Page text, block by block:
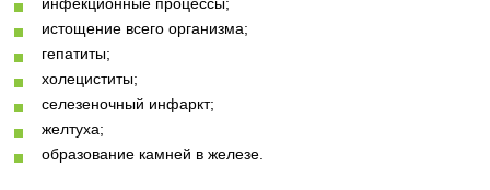
истощение всего организма;
гепатиты;
холециститы;
селезеночный инфаркт;
желтуха;
образование камней в железе.